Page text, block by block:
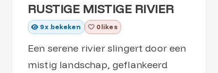
RUSTIGE MISTIGE RIVIER
9x bekeken 0 likes
Een serene rivier slingert door een
mistig landschap, geflankeerd